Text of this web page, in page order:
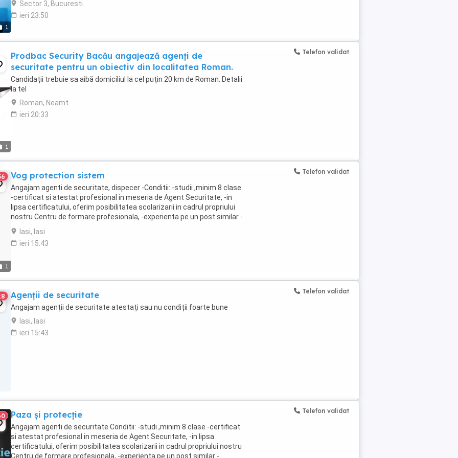
1
Sector 3, Bucuresti
ieri 23:50
1
Prodbac Security Bacău angajează agenți de
securitate pentru un obiectiv din localitatea Roman.
Candidații trebuie sa aibă domiciliul la cel puțin 20 km de Roman. Detalii
la tel
Roman, Neamt
ieri 20:33
Telefon validat
1
Vog protection sistem
Angajam agenti de securitate, dispecer -Conditii: -studii ,minim 8 clase
-certificat si atestat profesional in meseria de Agent Securitate, -in
lipsa certificatului, oferim posibilitatea scolarizarii in cadrul propriului
nostru Centru de formare profesionala, -experienta pe un post similar -
constituie ...
Iasi, Iasi
ieri 15:43
Telefon validat
Agenții de securitate
Angajam agenții de securitate atestați sau nu condiții foarte bune
Iasi, Iasi
ieri 15:43
Telefon validat
Paza și protecție
Angajam agenti de securitate Conditii: -studi ,minim 8 clase -certificat
si atestat profesional in meseria de Agent Securitate, -in lipsa
certificatului, oferim posibilitatea scolarizarii in cadrul propriului nostru
Centru de formare profesionala, -experienta pe un post similar -
Telefon validat